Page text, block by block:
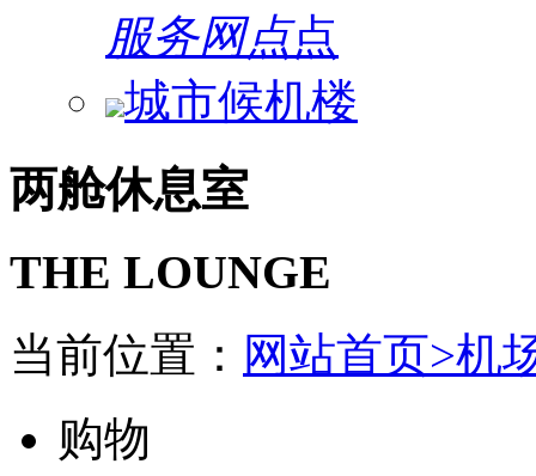
服务网点
城市候机楼
两舱休息室
THE LOUNGE
当前位置： 网站首页>机
购物